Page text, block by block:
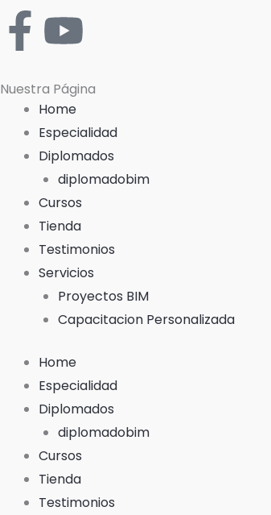
F
a
c
e
b
o
o
-
f
Y
o
u
t
u
b
e
Nuestra Página
Home
Especialidad
Diplomados
diplomadobim
Cursos
Tienda
Testimonios
Servicios
Proyectos BIM
Capacitacion Personalizada
Home
Especialidad
Diplomados
diplomadobim
Cursos
Tienda
Testimonios